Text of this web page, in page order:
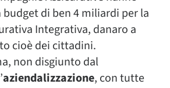
di ben 4 miliardi per la
Integrativa, danaro a
cioè dei cittadini.
non disgiunto dal
aziendalizzazione, con tutte